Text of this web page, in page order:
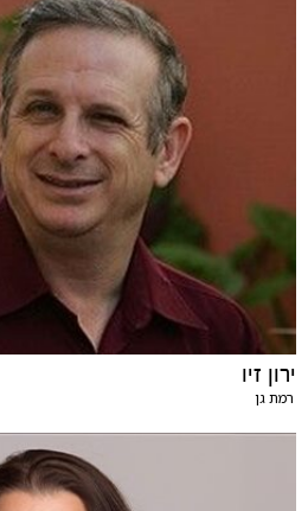
ירון זיו
רמת גן